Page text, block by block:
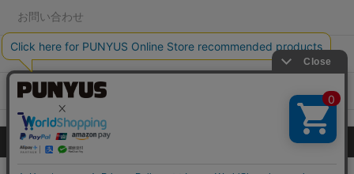
お問い合わせ
求人情報
店舗一覧
プライバシーポリシー